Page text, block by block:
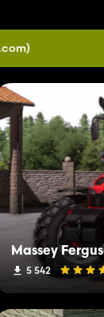
Massey
5 542